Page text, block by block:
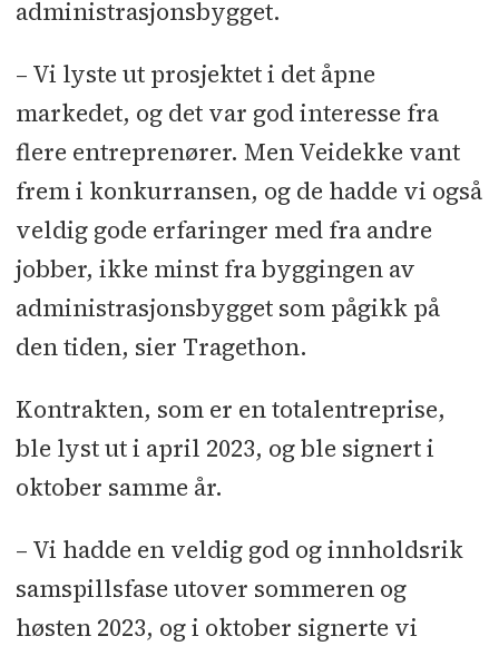
administrasjonsbygget.
– Vi lyste ut prosjektet i det åpne
markedet, og det var god interesse fra
flere entreprenører. Men Veidekke vant
frem i konkurransen, og de hadde vi også
veldig gode erfaringer med fra andre
jobber, ikke minst fra byggingen av
administrasjonsbygget som pågikk på
den tiden, sier Tragethon.
Kontrakten, som er en totalentreprise,
ble lyst ut i april 2023, og ble signert i
oktober samme år.
– Vi hadde en veldig god og innholdsrik
samspillsfase utover sommeren og
høsten 2023, og i oktober signerte vi